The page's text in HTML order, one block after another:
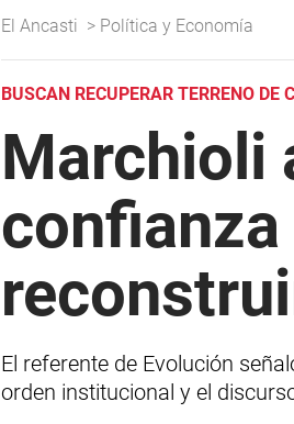
El Ancasti > Política y Economía
BUSCAN RECUPERAR TERRENO
Marchioli
El referente de Evolución
orden institucional y el